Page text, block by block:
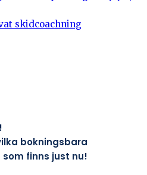
skidcoachning
bokningsbara
finns just nu!